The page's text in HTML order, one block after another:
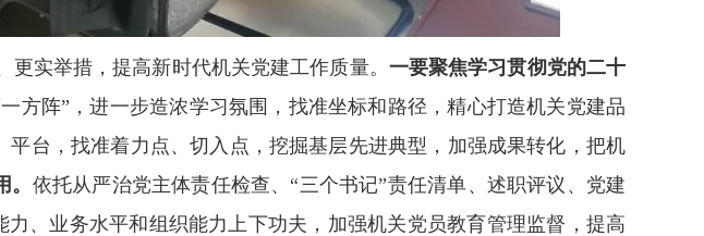
实举措，提高新时代机关党建工作质量。 一要聚焦学习贯彻党的二十
方阵”，进一步造浓学习氛围，找准坐标和路径，精心打造机关党建品
台，找准着力点、切入点，挖掘基层先进典型，加强成果转化，把机
依托从严治党主体责任检查、“三个书记”责任清单、述职评议、党建
、业务水平和组织能力上下功夫，加强机关党员教育管理监督，提高